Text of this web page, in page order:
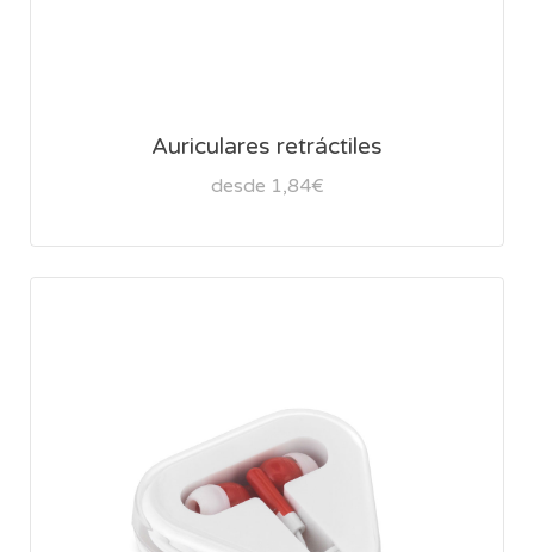
Auriculares retráctiles
desde 1,84€